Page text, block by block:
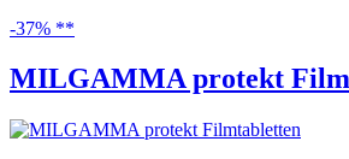
-37% **
MILGAMMA protekt